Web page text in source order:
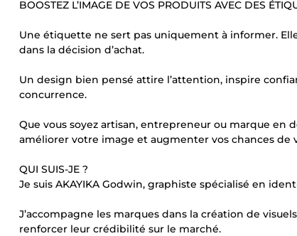
BOOSTEZ L’IMAGE DE VOS PRODUITS AVEC DES
Une étiquette ne sert pas uniquement à informer.
dans la décision d’achat.
Un design bien pensé attire l’attention, inspire
concurrence.
Que vous soyez artisan, entrepreneur ou marque
améliorer votre image et augmenter vos chances de
QUI SUIS-JE ?
Je suis AKAYIKA Godwin, graphiste spécialisé en
J’accompagne les marques dans la création de
renforcer leur crédibilité sur le marché.